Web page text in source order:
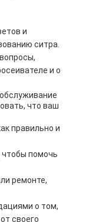
и
ситра.
и о
что ваш
правильно и
помочь
ремонте,
о том,
своего